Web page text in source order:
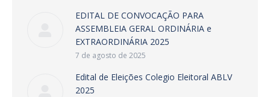
EDITAL DE CONVOCAÇÃO PARA
ASSEMBLEIA GERAL ORDINÁRIA e
EXTRAORDINÁRIA 2025
7 de agosto de 2025
Edital de Eleições Colegio Eleitoral ABLV
2025